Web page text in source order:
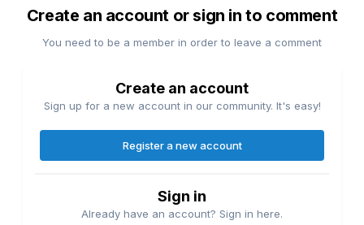
Create an account or sign in to comment
You need to be a member in order to leave a comment
Create an account
Sign up for a new account in our community. It's easy!
Register a new account
Sign in
Already have an account? Sign in here.